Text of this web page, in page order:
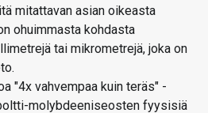
mitattavan asian oikeasta
ohuimmasta kohdasta
tai mikrometrejä, joka on
"4x vahvempaa kuin teräs" -
molybdeeniseosten fyysisiä